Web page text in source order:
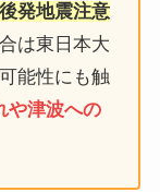
発地震注意
は東日本大
能性にも触
や津波への